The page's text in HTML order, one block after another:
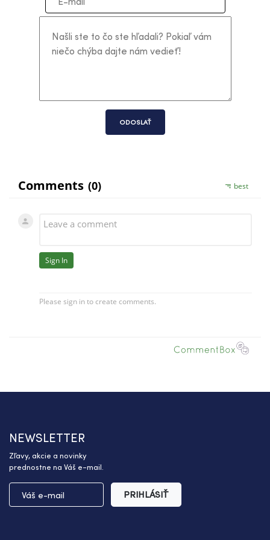
ODOSLAŤ
NEWSLETTER
Zľavy, akcie a novinky
prednostne na Váš e-mail.
PRIHLÁSIŤ